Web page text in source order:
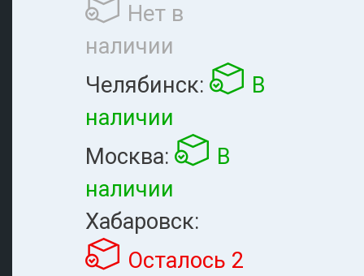
Нет в
наличии
Челябинск:
В
наличии
Москва:
В
наличии
Хабаровск:
Осталось 2